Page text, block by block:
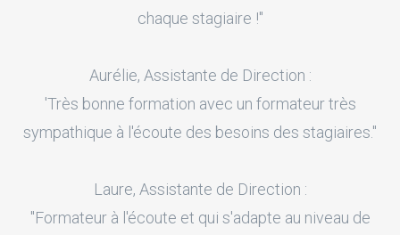
chaque stagiaire !"
Aurélie, Assistante de Direction :
'Très bonne formation avec un formateur très
sympathique à l'écoute des besoins des stagiaires."
Laure, Assistante de Direction :
"Formateur à l'écoute et qui s'adapte au niveau de